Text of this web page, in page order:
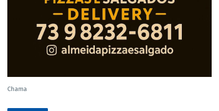
Chama